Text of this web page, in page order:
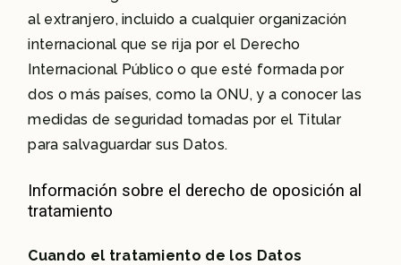
al extranjero, incluido a cualquier organización
internacional que se rija por el Derecho
Internacional Público o que esté formada por
dos o más países, como la ONU, y a conocer las
medidas de seguridad tomadas por el Titular
para salvaguardar sus Datos.
Información sobre el derecho de oposición al
tratamiento
Cuando el tratamiento de los Datos